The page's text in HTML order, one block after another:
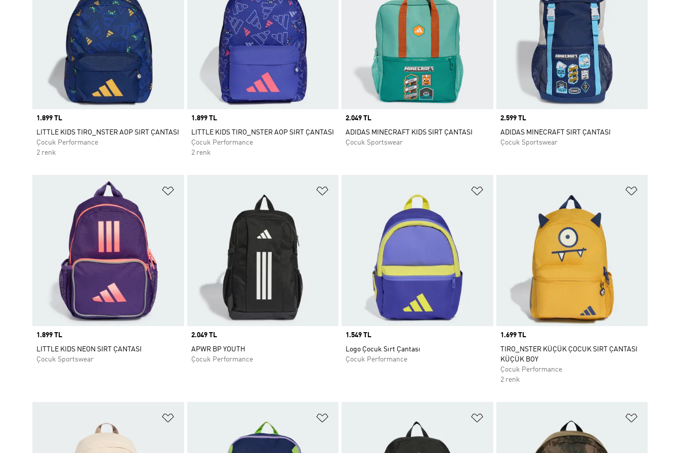
Price
1.899 TL
LITTLE KIDS TIRO_NSTER AOP SIRT ÇANTASI
Çocuk Performance
2 renk
Price
1.899 TL
LITTLE KIDS TIRO_NSTER AOP SIRT ÇANTASI
Çocuk Performance
2 renk
Price
2.049 TL
ADIDAS MINECRAFT KIDS SIRT ÇANTASI
Çocuk Sportswear
Price
2.599 TL
ADIDAS MINECRAFT SIRT ÇANTASI
Çocuk Sportswear
Price
1.899 TL
LITTLE KIDS NEON SIRT ÇANTASI
Çocuk Sportswear
Price
2.049 TL
APWR BP YOUTH
Çocuk Performance
Price
1.549 TL
Logo Çocuk Sırt Çantası
Çocuk Performance
Price
1.699 TL
TIRO_NSTER KÜÇÜK ÇOCUK SIRT ÇANTASI
KÜÇÜK BOY
Çocuk Performance
2 renk